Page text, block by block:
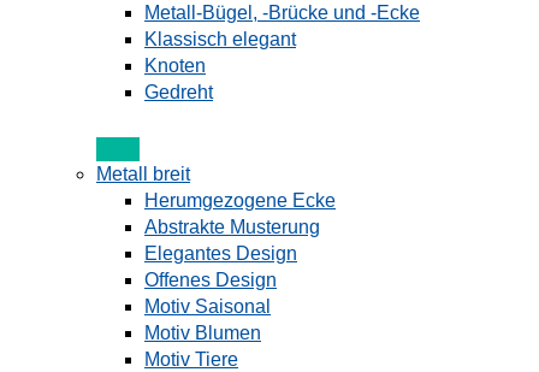
Metall-Bügel, -Brücke und -Ecke
Klassisch elegant
Knoten
Gedreht
Metall breit
Herumgezogene Ecke
Abstrakte Musterung
Elegantes Design
Offenes Design
Motiv Saisonal
Motiv Blumen
Motiv Tiere